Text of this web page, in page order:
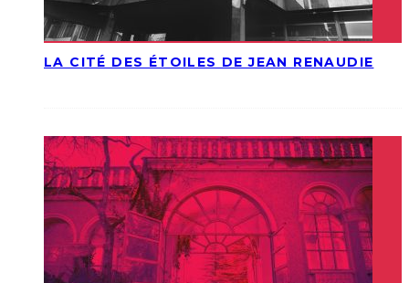
LA CITÉ DES ÉTOILES DE JEAN RENAUDIE